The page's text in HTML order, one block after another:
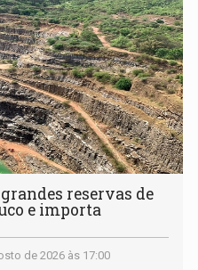
reservas de
e importa
de 2026 às 17:00